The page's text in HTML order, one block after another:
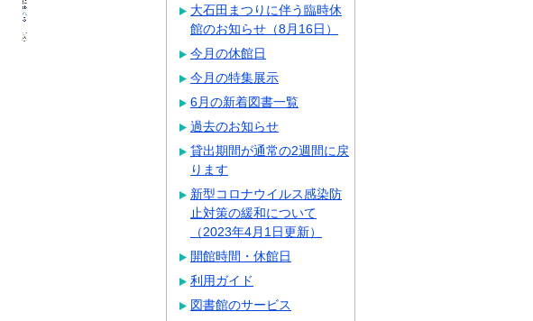
大石田まつりに伴う臨時休
館のお知らせ（8月16日）
今月の休館日
今月の特集展示
6月の新着図書一覧
過去のお知らせ
貸出期間が通常の2週間に戻
ります
新型コロナウイルス感染防
止対策の緩和について
（2023年4月1日更新）
開館時間・休館日
利用ガイド
図書館のサービス